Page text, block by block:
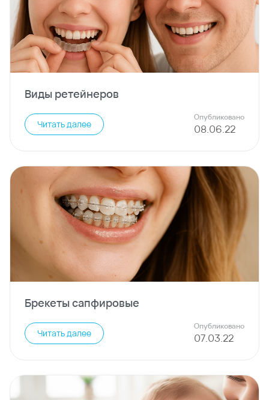
Виды ретейнеров
Читать далее
Опубликовано
08.06.22
Брекеты сапфировые
Читать далее
Опубликовано
07.03.22